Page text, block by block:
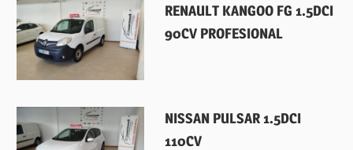
12 marzo, 2026
RENAULT KANGOO FG 1.5DCI
90CV PROFESIONAL
31 enero, 2026
NISSAN PULSAR 1.5DCI
110CV